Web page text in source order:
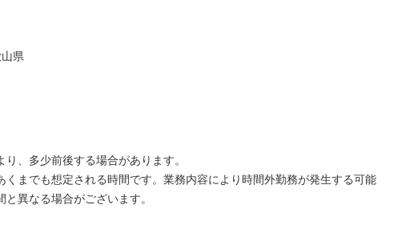
県
、多少前後する場合があります。
までも想定される時間です。業務内容により時間外勤務が発生する可能
異なる場合がございます。